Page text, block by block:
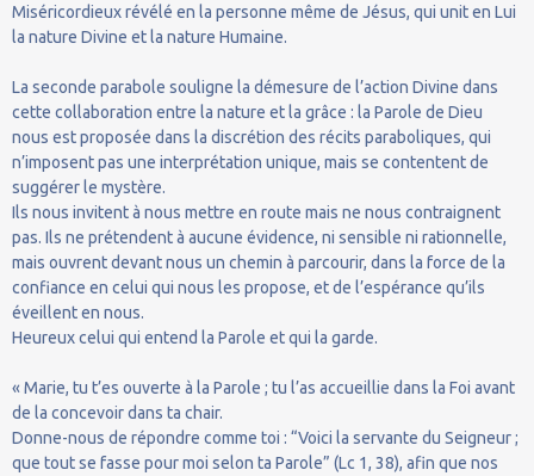
Miséricordieux révélé en la personne même de Jésus, qui unit en Lui
la nature Divine et la nature Humaine.
La seconde parabole souligne la démesure de l’action Divine dans
cette collaboration entre la nature et la grâce : la Parole de Dieu
nous est proposée dans la discrétion des récits paraboliques, qui
n’imposent pas une interprétation unique, mais se contentent de
suggérer le mystère.
Ils nous invitent à nous mettre en route mais ne nous contraignent
pas. Ils ne prétendent à aucune évidence, ni sensible ni rationnelle,
mais ouvrent devant nous un chemin à parcourir, dans la force de la
confiance en celui qui nous les propose, et de l’espérance qu’ils
éveillent en nous.
Heureux celui qui entend la Parole et qui la garde.
« Marie, tu t’es ouverte à la Parole ; tu l’as accueillie dans la Foi avant
de la concevoir dans ta chair.
Donne-nous de répondre comme toi : “Voici la servante du Seigneur ;
que tout se fasse pour moi selon ta Parole” (Lc 1, 38), afin que nos